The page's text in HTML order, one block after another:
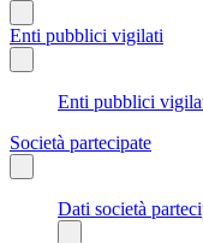
Enti pubblici vigilati
Enti pubblici
Società partecipate
Dati società